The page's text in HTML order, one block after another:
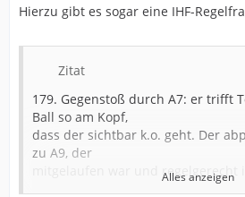
Hierzu gibt es sogar eine IHF-
Zitat
179. Gegenstoß durch A7: er trifft
Ball so am Kopf,
dass der sichtbar k.o. geht. Der
zu A9, der
mitgelaufen war und regelgerecht
Alles anzeigen